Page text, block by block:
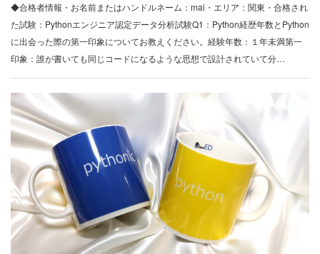
◆合格者情報・お名前またはハンドルネーム：mai・エリア：関東・合格され
た試験：Pythonエンジニア認定データ分析試験Q1：Python経歴年数とPython
に出会った際の第一印象についてお教えください。経験年数：１年未満第一
印象：誰が書いても同じコードになるような思想で設計されていて分…